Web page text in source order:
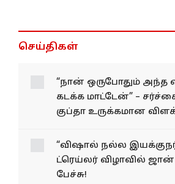
செய்திகள்
“நான் ஒருபோதும்
கடக்க மாட்டேன்” –
குப்தா உருக்கமான
“விஷால் நல்ல இயக்குநர்!”
ட்ரெய்லர் விழாவில்
பேச்சு!